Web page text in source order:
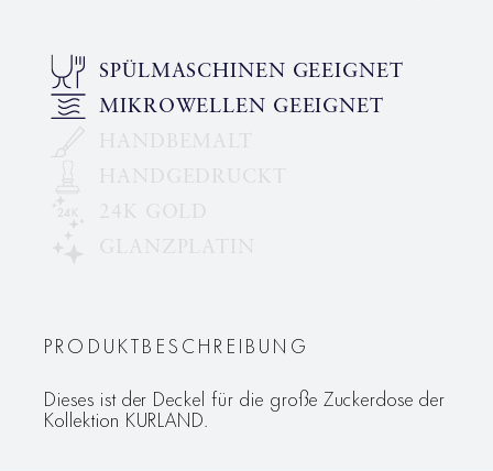
SPÜLMASCHINEN GEEIGNET
MIKROWELLEN GEEIGNET
PRODUKTBESCHREIBUNG
Dieses ist der Deckel für die große Zuckerdose der
Kollektion KURLAND.